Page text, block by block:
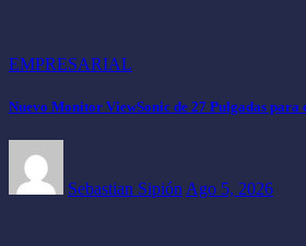
EMPRESARIAL
Nuevo Monitor ViewSonic de 27 Pulgadas
Sebastian Sipión Ago 5, 2026